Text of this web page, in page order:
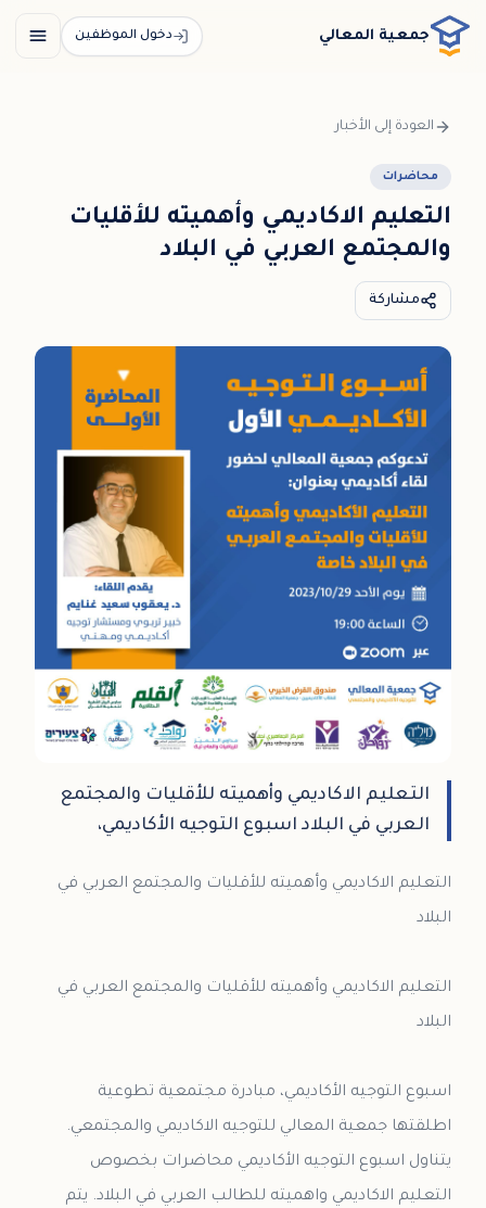
تخطي إلى المحتوى الرئيسي / דלג לתוכן הראשי
جمعية المعالي دخول الموظفين
العودة إلى الأخبار
محاضرات
التعليم الاكاديمي وأهميته للأقليات
والمجتمع العربي في البلاد
مشاركة
التعليم الاكاديمي وأهميته للأقليات والمجتمع
العربي في البلاد اسبوع التوجيه الأكاديمي،
التعليم الاكاديمي وأهميته للأقليات والمجتمع العربي في
التعليم الاكاديمي وأهميته للأقليات والمجتمع العربي في
اسبوع التوجيه الأكاديمي، مبادرة مجتمعية تطوعية
اطلقتها جمعية المعالي للتوجيه الاكاديمي والمجتمعي.
يتناول اسبوع التوجيه الأكاديمي محاضرات بخصوص
التعليم الاكاديمي واهميته للطالب العربي في البلاد. يتم